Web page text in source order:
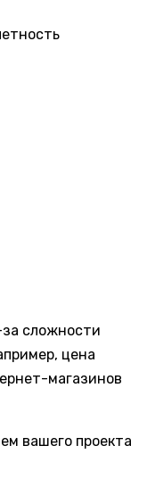
сложности
цена
магазинов
вашего проекта